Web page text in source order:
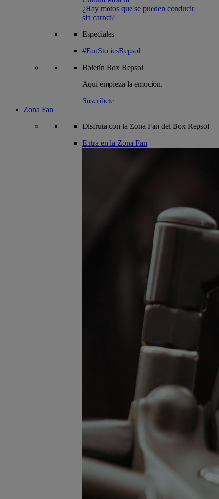
¿Hay motos que se pueden conducir
sin carnet?
Especiales
#FanStoriesRepsol
Boletín Box Repsol
Aquí empieza la emoción.
Suscríbete
Zona Fan
Disfruta con la Zona Fan del Box Repsol
Entra en la Zona Fan